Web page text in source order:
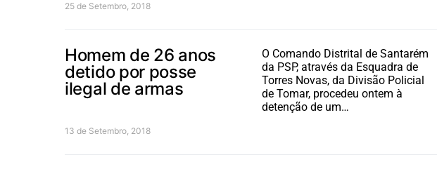
25 de Setembro, 2018
Homem de 26 anos
detido por posse
ilegal de armas
O Comando Distrital de Santarém
da PSP, através da Esquadra de
Torres Novas, da Divisão Policial
de Tomar, procedeu ontem à
detenção de um…
13 de Setembro, 2018